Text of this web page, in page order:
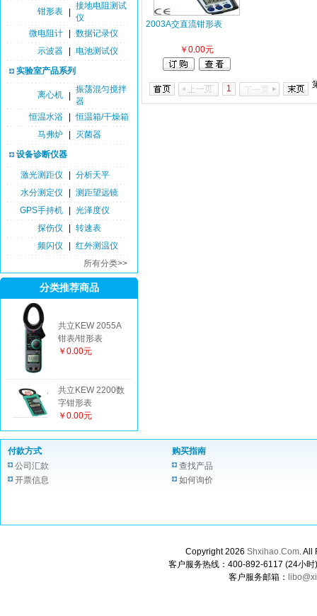
钳形表
接地电阻测试
仪
微电阻计
数据记录仪
示波器
电池测试仪
实验室产品系列
离心机
振荡混匀搅拌
器
恒温水浴
恒温箱/干燥箱
马弗炉
灭菌器
设备诊断仪器
激光测距仪
分析天平
水分测定仪
测距望远镜
GPS手持机
光泽度仪
探伤仪
转速表
频闪仪
红外测温仪
所有分类>>
分类推荐商品
共立KEW 2055A
钳表/钳形表
￥0.00元
共立KEW 2200数
字钳形表
￥0.00元
2003A交直流钳形表
￥0.00元
1
付款方式
公司汇款
开票信息
购买指南
查找产品
如何询价
Copyright 2026 Shxihao.Com. All
客户服务热线：400-892-6117 (24小
客户服务邮箱：